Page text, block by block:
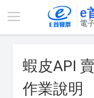
e
電
蝦皮API
作業說明